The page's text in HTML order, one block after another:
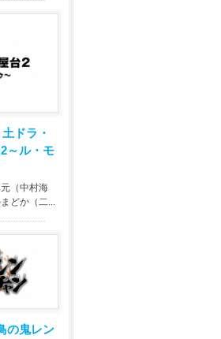
土ドラ・
～ル・モ
（中村海
どか（二...
の鬼レン